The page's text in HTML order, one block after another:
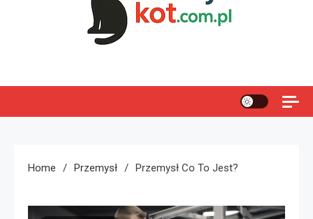
Home Przemysł Przemysł Co To Jest?